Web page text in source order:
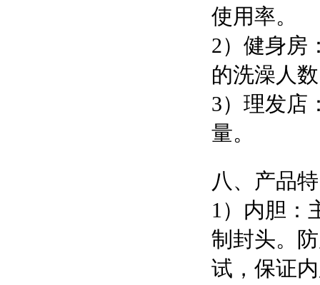
使用率。
2）健身房
的洗澡人
3）理发店
量。
八、产品
1）内胆：
制封头。
试，保证